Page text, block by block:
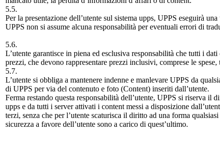
5.5.
Per la presentazione dell’utente sul sistema upps, UPPS eseguirà
UPPS non si assume alcuna responsabilità per eventuali errori di
5.6.
L’utente garantisce in piena ed esclusiva responsabilità che tutti i
prezzi, che devono rappresentare prezzi inclusivi, comprese le spese,
5.7.
L’utente si obbliga a mantenere indenne e manlevare UPPS da
di UPPS per via del contenuto e foto (Content) inseriti dall’utente.
Ferma restando questa responsabilità dell’utente, UPPS si riserva il
upps e da tutti i server attivati i content messi a disposizione
terzi, senza che per l’utente scaturisca il diritto ad una forma
sicurezza a favore dell’utente sono a carico di quest’ultimo.